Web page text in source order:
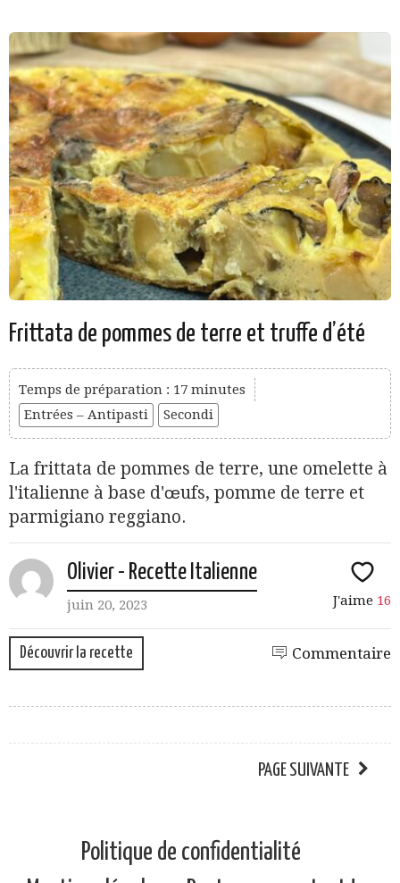
Frittata de pommes de terre et truffe d’été
Temps de préparation : 17 minutes
Entrées – Antipasti
Secondi
La frittata de pommes de terre, une omelette à
l'italienne à base d'œufs, pomme de terre et
parmigiano reggiano.
Olivier - Recette Italienne
juin 20, 2023 J'aime 16
Découvrir la recette Commentaire
PAGE SUIVANTE
Politique de confidentialité